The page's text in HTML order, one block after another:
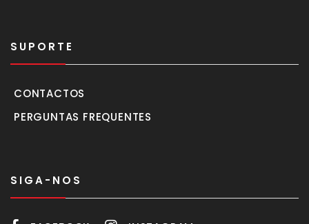
SUPORTE
CONTACTOS
PERGUNTAS FREQUENTES
SIGA-NOS